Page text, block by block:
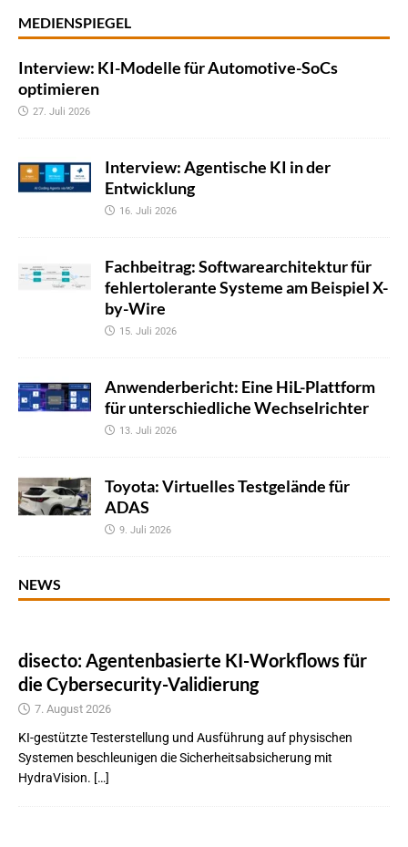
MEDIENSPIEGEL
Interview: KI-Modelle für Automotive-SoCs
optimieren
27. Juli 2026
Interview: Agentische KI in der
Entwicklung
16. Juli 2026
Fachbeitrag: Softwarearchitektur für
fehlertolerante Systeme am Beispiel X-
by-Wire
15. Juli 2026
Anwenderbericht: Eine HiL-Plattform
für unterschiedliche Wechselrichter
13. Juli 2026
Toyota: Virtuelles Testgelände für
ADAS
9. Juli 2026
NEWS
disecto: Agentenbasierte KI-Workflows für
die Cybersecurity-Validierung
7. August 2026
KI-gestützte Testerstellung und Ausführung auf physischen
Systemen beschleunigen die Sicherheitsabsicherung mit
HydraVision. […]